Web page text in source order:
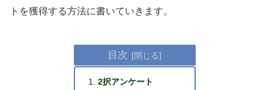
トを獲得する方法に書いていきます。
目次
2択アンケート